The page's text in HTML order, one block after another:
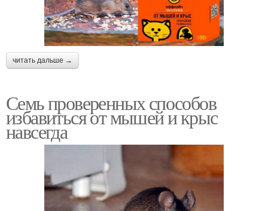
читать дальше →
Семь проверенных способов
избавиться от мышей и крыс
навсегда